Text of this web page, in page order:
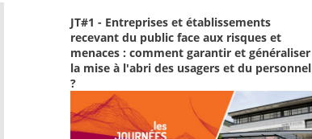
JT#1 - Entreprises et établissements
recevant du public face aux risques et
menaces : comment garantir et généraliser
la mise à l'abri des usagers et du personnel
?